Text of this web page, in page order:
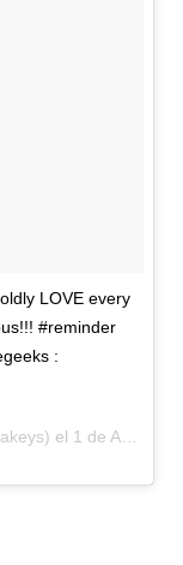
LOVE every
#reminder
:
el 1 de Ago de 2016 a la(s) 10:52 PDT